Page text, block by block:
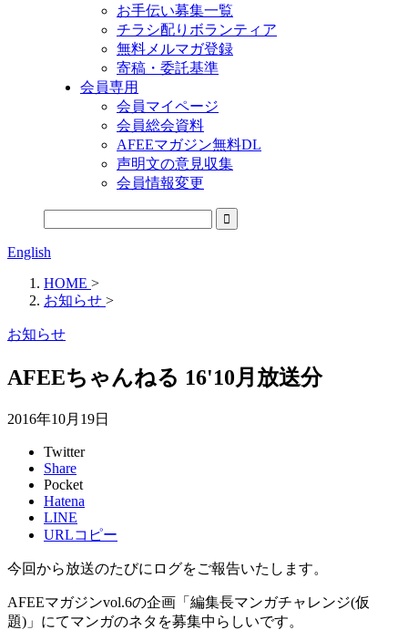
お手伝い募集一覧
チラシ配りボランティア
無料メルマガ登録
寄稿・委託基準
会員専用
会員マイページ
会員総会資料
AFEEマガジン無料DL
声明文の意見収集
会員情報変更
English
HOME >
お知らせ >
お知らせ
AFEEちゃんねる 16'10月放送分
2016年10月19日
Twitter
Share
Pocket
Hatena
LINE
URLコピー
今回から放送のたびにログをご報告いたします。
AFEEマガジンvol.6の企画「編集長マンガチャレンジ(仮
題)」にてマンガのネタを募集中らしいです。